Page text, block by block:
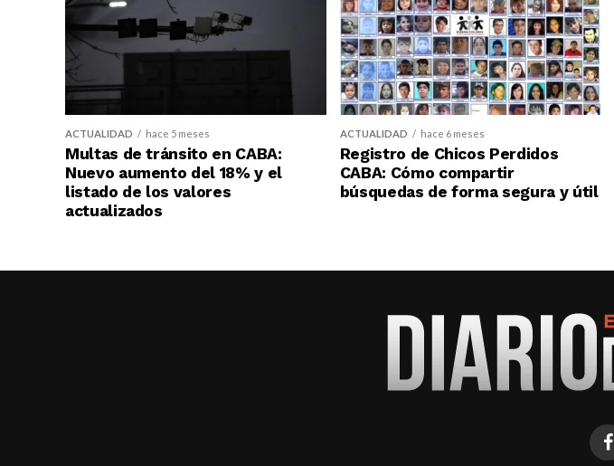
ACTUALIDAD hace 5 meses
Multas de tránsito en CABA:
Nuevo aumento del 18% y el
listado de los valores
actualizados
ACTUALIDAD hace 6 meses
Registro de Chicos Perdidos
CABA: Cómo compartir
búsquedas de forma segura y útil